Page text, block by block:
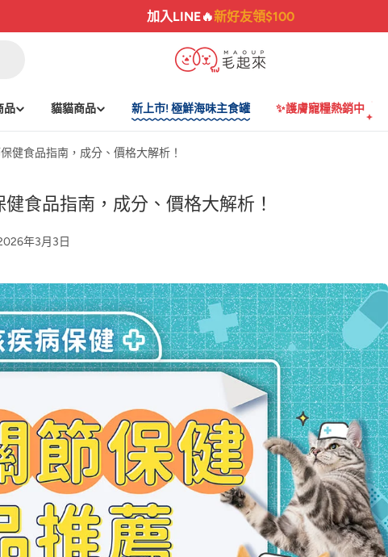
加入LINE🔥新好友領$100
品 貓貓商品 新上市! 極鮮海味主食罐 ✨護膚寵糧熱銷中
健食品指南，成分、價格大解析！
食品指南，成分、價格大解析！
年3月3日